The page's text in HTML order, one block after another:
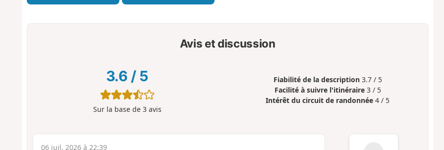
Avis et discussion
3.6 / 5
Sur la base de 3avis
Fiabilité de la description 3.7 / 5
Facilité à suivre l'itinéraire 3 / 5
Intérêt du circuit de randonnée 4 / 5
06 juil. 2026 à 22:39